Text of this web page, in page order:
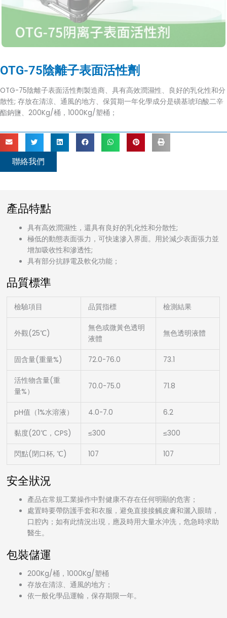
OTG-75陰離子表面活性劑
OTG-75陰離子表面活性劑製造商、具有高效潤濕性、良好的乳化性和分
散性; 存放在清涼、通風的地方、保質期一年化學成分是磺基琥珀酸二辛
酯鈉鹽、200Kg/桶，1000Kg/塑桶；
聯絡我們
產品特點
具有高效潤濕性，還具有良好的乳化性和分散性;
極低的動態表面張力，可快速滲入界面。用於減少表面張力並
增加吸收性和滲透性;
具有部分抗靜電及軟化功能；
品質標準
檢驗項目 品質指標 檢測結果
外觀(25℃)
無色或微黃色透明
液體
無色透明液體
固含量(重量%) 72.0-76.0 73.1
活性物含量(重
量%）
70.0-75.0 71.8
pH值（1%水溶液） 4.0-7.0 6.2
黏度(20℃，CPS) ≤300 ≤300
閃點(閉口杯, ℃) 107 107
安全狀況
產品在常規工業操作中對健康不存在任何明顯的危害；
處置時要帶防護手套和衣服，避免直接接觸皮膚和灑入眼睛，
口腔內；如有此情況出現，應及時用大量水沖洗，危急時求助
醫生。
包裝儲運
200Kg/桶，1000Kg/塑桶
存放在清涼、通風的地方；
依一般化學品運輸，保存期限一年。